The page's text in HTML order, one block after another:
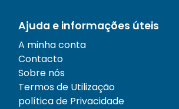
Ajuda e informações úteis
A minha conta
Contacto
Sobre nós
Termos de Utilização
política de Privacidade